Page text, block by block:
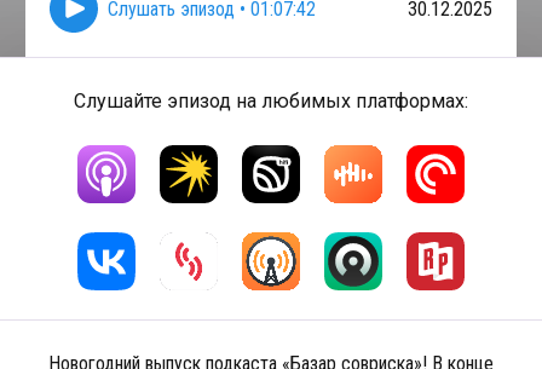
Слушать эпизод • 01:07:42 30.12.2025
Слушайте эпизод на любимых платформах:
Новогодний выпуск подкаста «Базар совриска»! В конце